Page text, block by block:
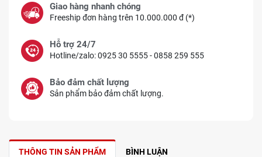
Giao hàng nhanh chóng
Freeship đơn hàng trên 10.000.000 đ (*)
Hỗ trợ 24/7
Hotline/zalo: 0925 30 5555 - 0858 259 555
Bảo đảm chất lượng
Sản phẩm bảo đảm chất lượng.
THÔNG TIN SẢN PHẨM BÌNH LUẬN